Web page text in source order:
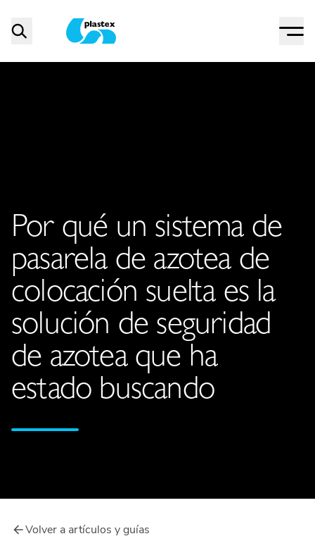
Menu
Por qué un sistema de
pasarela de azotea de
colocación suelta es la
solución de seguridad
de azotea que ha
estado buscando
Volver a artículos y guías